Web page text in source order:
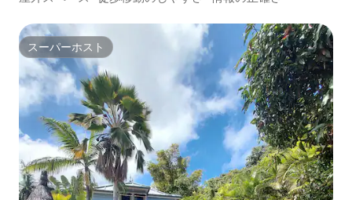
スーパーホスト
スーパーホスト